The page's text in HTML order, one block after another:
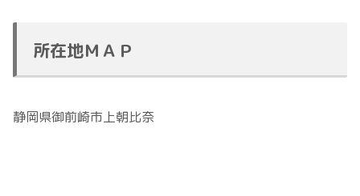
所在地ＭＡＰ
静岡県御前崎市上朝比奈